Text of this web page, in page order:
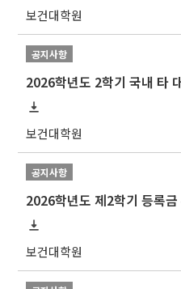
보건대학원
공지사항
2026학년도 2학기 국내 타
보건대학원
공지사항
보건대학원